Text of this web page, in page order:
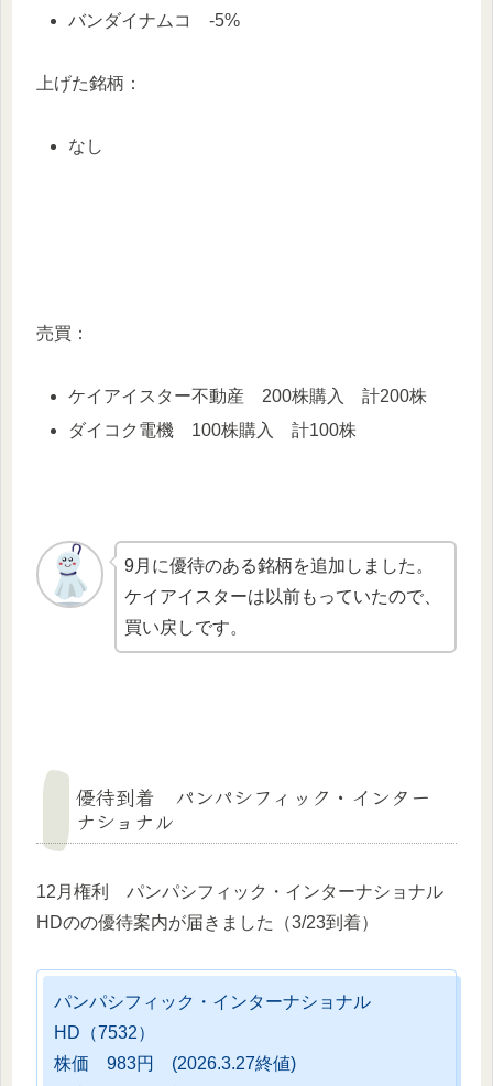
バンダイナムコ -5%
上げた銘柄：
なし
売買：
ケイアイスター不動産 200株購入 計200株
ダイコク電機 100株購入 計100株
9月に優待のある銘柄を追加しました。
ケイアイスターは以前もっていたので、
買い戻しです。
優待到着 パンパシフィック・インター
ナショナル
12月権利 パンパシフィック・インターナショナル
HDのの優待案内が届きました（3/23到着）
パンパシフィック・インターナショナル
HD（7532）
株価 983円 (2026.3.27終値)